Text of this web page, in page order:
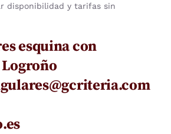
disponibilidad y tarifas sin
esquina con